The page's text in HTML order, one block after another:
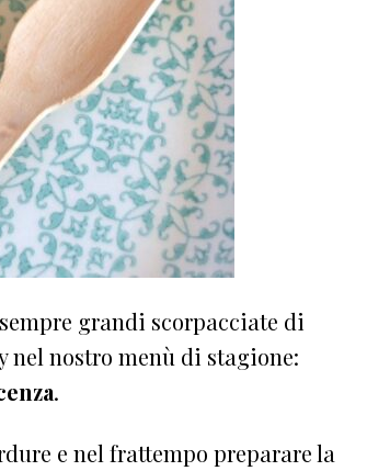
grandi scorpacciate di
nel nostro menù di stagione:
.
e nel frattempo preparare la